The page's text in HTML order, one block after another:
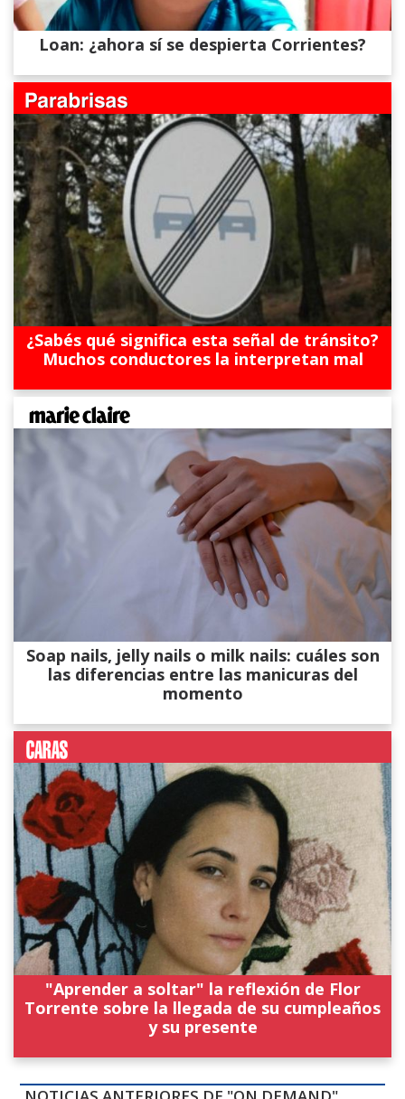
Loan: ¿ahora sí se despierta Corrientes?
¿Sabés qué significa esta señal de tránsito?
Muchos conductores la interpretan mal
Soap nails, jelly nails o milk nails: cuáles son
las diferencias entre las manicuras del
momento
"Aprender a soltar" la reflexión de Flor
Torrente sobre la llegada de su cumpleaños
y su presente